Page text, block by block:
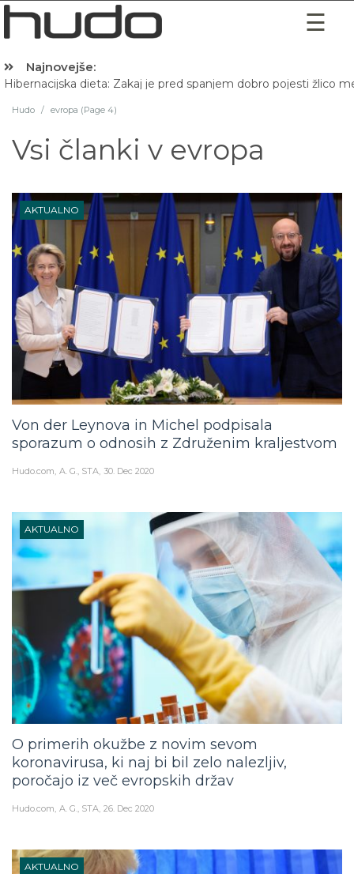
Najnovejše:
Hibernacijska dieta: Zakaj je pred spanjem dobro pojesti žlico
Hudo / evropa (Page 4)
Vsi članki v evropa
AKTUALNO
Von der Leynova in Michel podpisala
sporazum o odnosih z Združenim kraljestvom
Hudo.com A. G., STA 30. Dec 2020
AKTUALNO
O primerih okužbe z novim sevom
koronavirusa, ki naj bi bil zelo nalezljiv,
poročajo iz več evropskih držav
Hudo.com A. G., STA 26. Dec 2020
AKTUALNO